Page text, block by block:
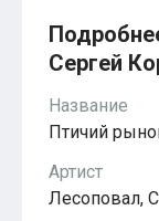
Христианская
Госпел
из компьютерных
Friday Night Funkin’
Super Mario Bros.
Minecraft
Five Nights at
Сергей
Название
Птичий
Артист
Лесоповал,